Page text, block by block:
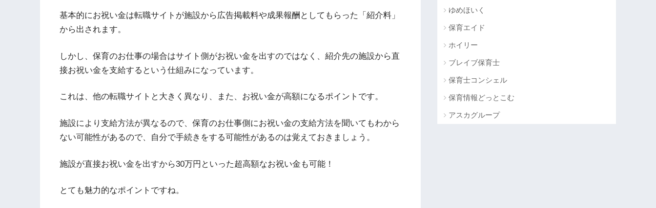
基本的にお祝い金は転職サイトが施設から広告掲載料や成果報酬としてもらった「紹介料」
から出されます。
しかし、保育のお仕事の場合はサイト側がお祝い金を出すのではなく、紹介先の施設から直
接お祝い金を支給するという仕組みになっています。
これは、他の転職サイトと大きく異なり、また、お祝い金が高額になるポイントです。
施設により支給方法が異なるので、保育のお仕事側にお祝い金の支給方法を聞いてもわから
ない可能性があるので、自分で手続きをする可能性があるのは覚えておきましょう。
施設が直接お祝い金を出すから30万円といった超高額なお祝い金も可能！
とても魅力的なポイントですね。
ゆめほいく
保育エイド
ホイリー
ブレイブ保育士
保育士コンシェル
保育情報どっとこむ
アスカグループ